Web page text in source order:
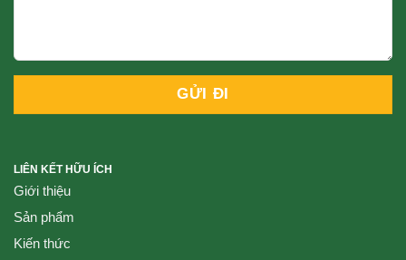
LIÊN KẾT HỮU ÍCH
Giới thiệu
Sản phẩm
Kiến thức